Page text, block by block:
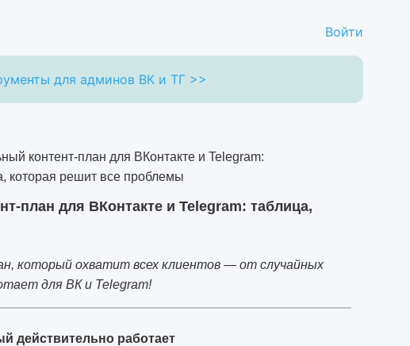
Войти
для админов ВК и ТГ >>
план для ВКонтакте и Telegram: таблица,
который охватит всех клиентов — от случайных
для ВК и Telegram!
действительно работает